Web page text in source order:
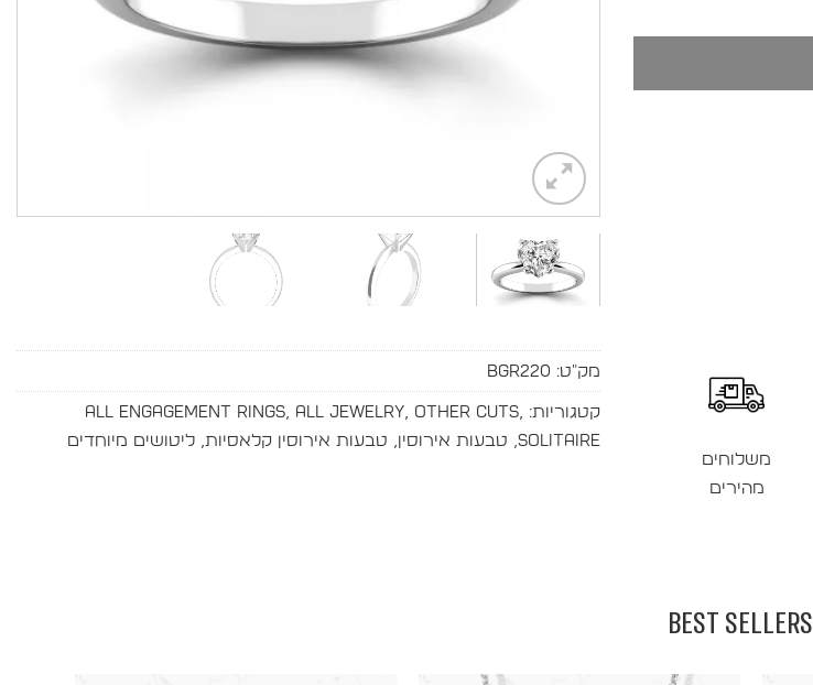
משלוחים
מהירים
מק"ט: BGR220
קטגוריות: All Engagement Rings All Jewelry Other Cuts
Solitaire
טבעות אירוסין טבעות אירוסין קלאסיות ליטושים מיוחדים
BEST SELLERS